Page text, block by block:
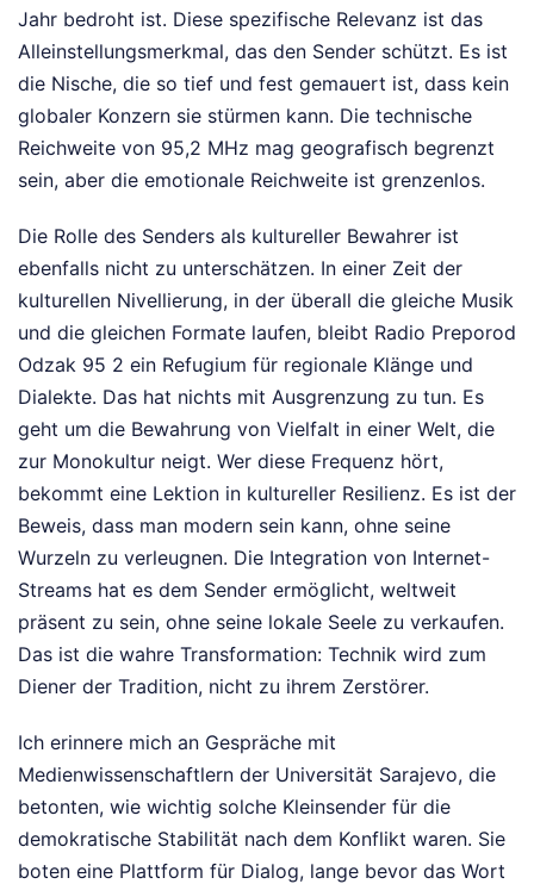
Jahr bedroht ist. Diese spezifische Relevanz ist das
Alleinstellungsmerkmal, das den Sender schützt. Es ist
die Nische, die so tief und fest gemauert ist, dass kein
globaler Konzern sie stürmen kann. Die technische
Reichweite von 95,2 MHz mag geografisch begrenzt
sein, aber die emotionale Reichweite ist grenzenlos.
Die Rolle des Senders als kultureller Bewahrer ist
ebenfalls nicht zu unterschätzen. In einer Zeit der
kulturellen Nivellierung, in der überall die gleiche Musik
und die gleichen Formate laufen, bleibt Radio Preporod
Odzak 95 2 ein Refugium für regionale Klänge und
Dialekte. Das hat nichts mit Ausgrenzung zu tun. Es
geht um die Bewahrung von Vielfalt in einer Welt, die
zur Monokultur neigt. Wer diese Frequenz hört,
bekommt eine Lektion in kultureller Resilienz. Es ist der
Beweis, dass man modern sein kann, ohne seine
Wurzeln zu verleugnen. Die Integration von Internet-
Streams hat es dem Sender ermöglicht, weltweit
präsent zu sein, ohne seine lokale Seele zu verkaufen.
Das ist die wahre Transformation: Technik wird zum
Diener der Tradition, nicht zu ihrem Zerstörer.
Ich erinnere mich an Gespräche mit
Medienwissenschaftlern der Universität Sarajevo, die
betonten, wie wichtig solche Kleinsender für die
demokratische Stabilität nach dem Konflikt waren. Sie
boten eine Plattform für Dialog, lange bevor das Wort